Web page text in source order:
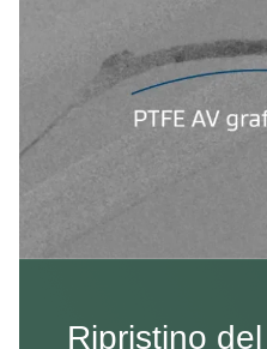
Ripristino